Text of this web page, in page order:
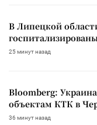
В Липецкой
25 минут назад
Bloomberg:
объектам КТК в
36 минут назад